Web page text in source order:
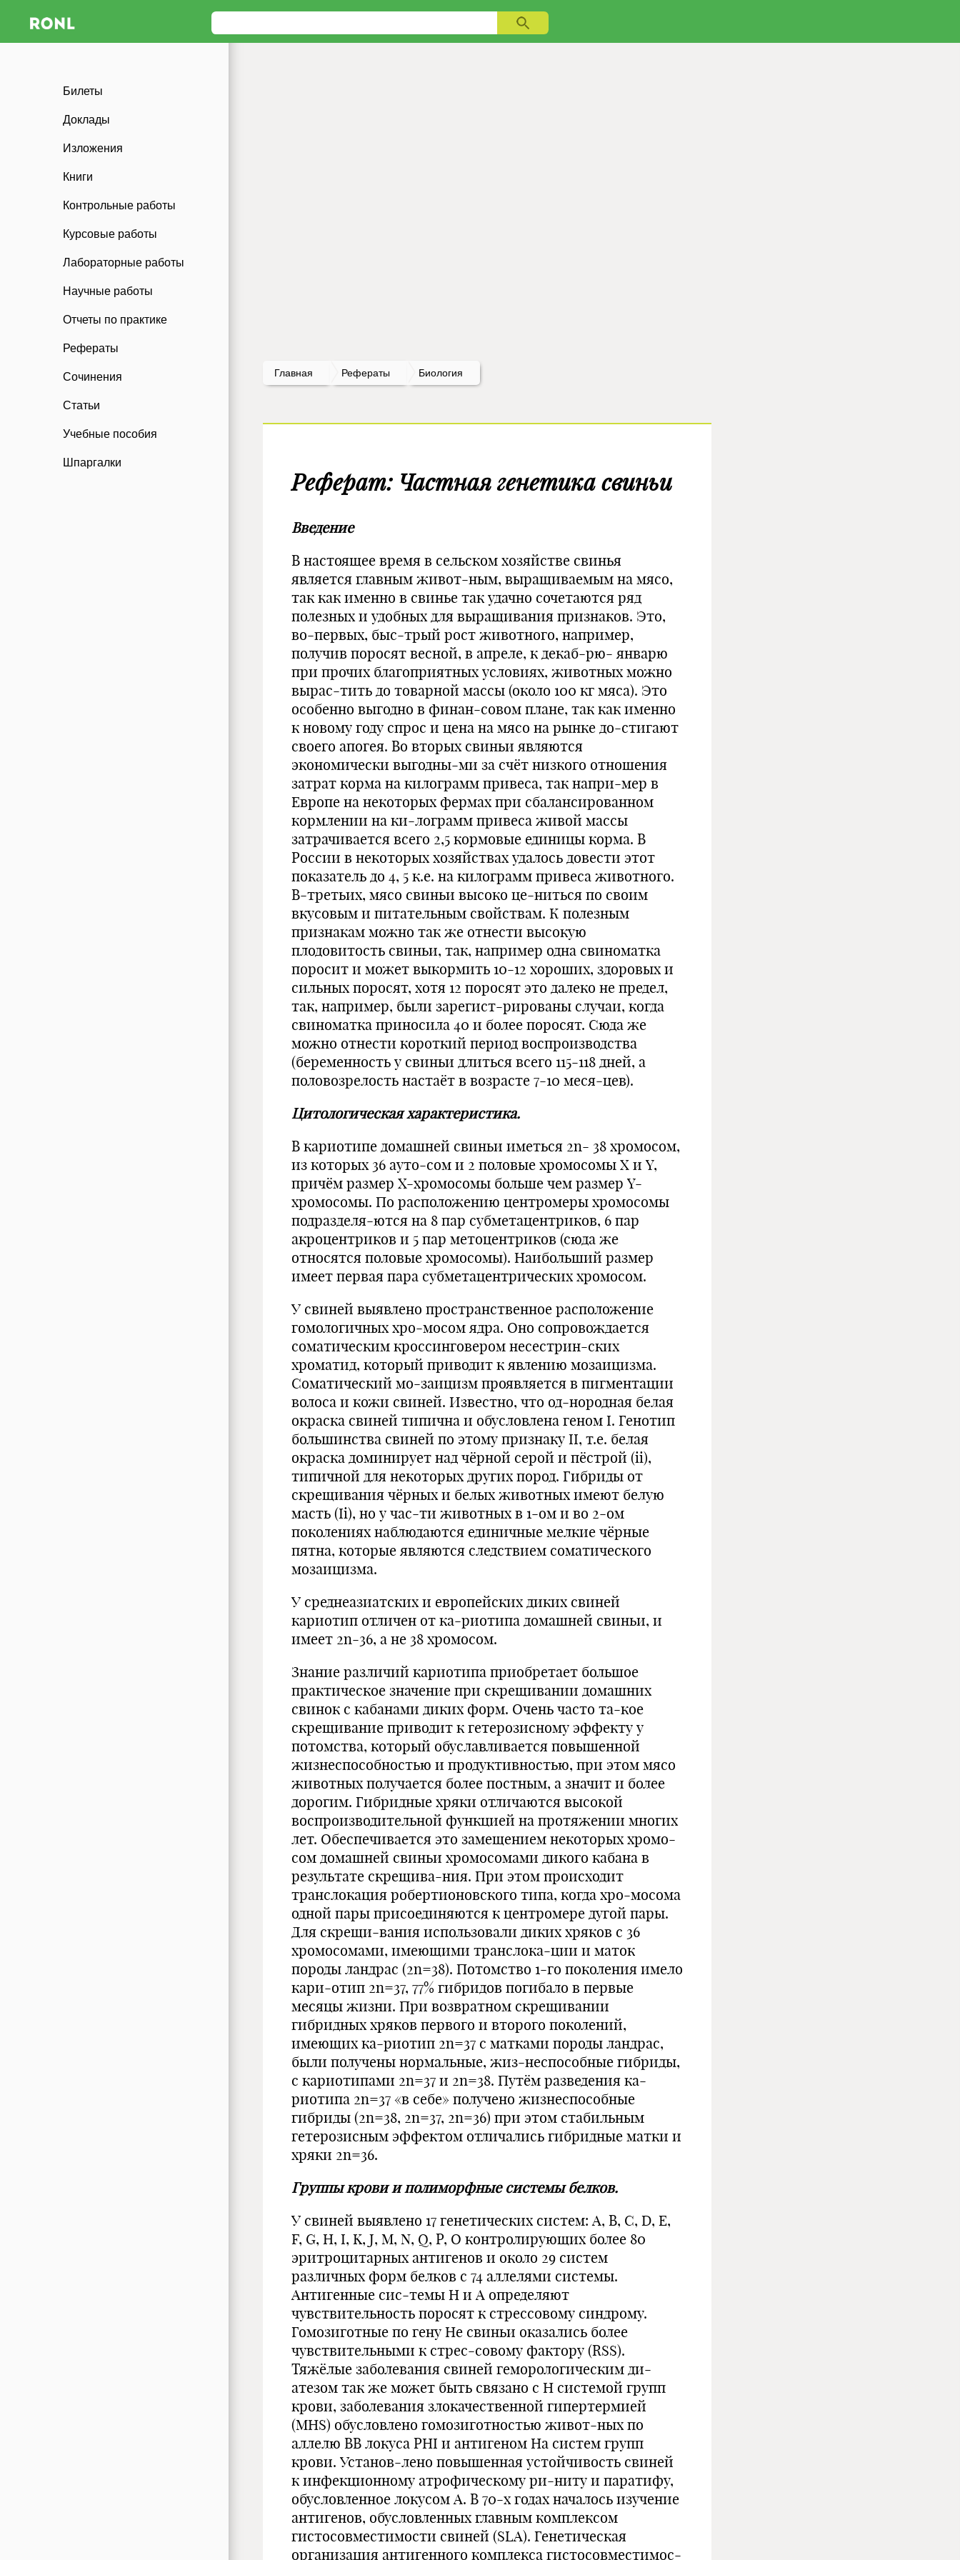
Билеты
Доклады
Изложения
Книги
Контрольные работы
Курсовые работы
Лабораторные работы
Научные работы
Отчеты по практике
Рефераты
Сочинения
Статьи
Учебные пособия
Шпаргалки
Главная Рефераты Биология
Реферат: Частная генетика свиньи
Введение
В настоящее время в сельском хозяйстве свинья
является главным живот-ным, выращиваемым на мясо,
так как именно в свинье так удачно сочетаются ряд
полезных и удобных для выращивания признаков. Это,
во-первых, быс-трый рост животного, например,
получив поросят весной, в апреле, к декаб-рю- январю
при прочих благоприятных условиях, животных можно
вырас-тить до товарной массы (около 100 кг мяса). Это
особенно выгодно в финан-совом плане, так как именно
к новому году спрос и цена на мясо на рынке до-стигают
своего апогея. Во вторых свиньи являются
экономически выгодны-ми за счёт низкого отношения
затрат корма на килограмм привеса, так напри-мер в
Европе на некоторых фермах при сбалансированном
кормлении на ки-лограмм привеса живой массы
затрачивается всего 2,5 кормовые единицы корма. В
России в некоторых хозяйствах удалось довести этот
показатель до 4, 5 к.е. на килограмм привеса животного.
В-третьих, мясо свиньи высоко це-ниться по своим
вкусовым и питательным свойствам. К полезным
признакам можно так же отнести высокую
плодовитость свиньи, так, например одна свиноматка
поросит и может выкормить 10-12 хороших, здоровых и
сильных поросят, хотя 12 поросят это далеко не предел,
так, например, были зарегист-рированы случаи, когда
свиноматка приносила 40 и более поросят. Сюда же
можно отнести короткий период воспроизводства
(беременность у свиньи длиться всего 115-118 дней, а
половозрелость настаёт в возрасте 7-10 меся-цев).
Цитологическая характеристика.
В кариотипе домашней свиньи иметься 2n- 38 хромосом,
из которых 36 ауто-сом и 2 половые хромосомы X и Y,
причём размер X-хромосомы больше чем размер Y-
хромосомы. По расположению центромеры хромосомы
подразделя-ются на 8 пар субметацентриков, 6 пар
акроцентриков и 5 пар метоцентриков (сюда же
относятся половые хромосомы). Наибольший размер
имеет первая пара субметацентрических хромосом.
У свиней выявлено пространственное расположение
гомологичных хро-мосом ядра. Оно сопровождается
соматическим кроссинговером несестрин-ских
хроматид, который приводит к явлению мозаицизма.
Соматический мо-заицизм проявляется в пигментации
волоса и кожи свиней. Известно, что од-нородная белая
окраска свиней типична и обусловлена геном I. Генотип
большинства свиней по этому признаку II, т.е. белая
окраска доминирует над чёрной серой и пёстрой (ii),
типичной для некоторых других пород. Гибриды от
скрещивания чёрных и белых животных имеют белую
масть (Ii), но у час-ти животных в 1-ом и во 2-ом
поколениях наблюдаются единичные мелкие чёрные
пятна, которые являются следствием соматического
мозаицизма.
У среднеазиатских и европейских диких свиней
кариотип отличен от ка-риотипа домашней свиньи, и
имеет 2n-36, а не 38 хромосом.
Знание различий кариотипа приобретает большое
практическое значение при скрещивании домашних
свинок с кабанами диких форм. Очень часто та-кое
скрещивание приводит к гетерозисному эффекту у
потомства, который обуславливается повышенной
жизнеспособностью и продуктивностью, при этом мясо
животных получается более постным, а значит и более
дорогим. Гибридные хряки отличаются высокой
воспроизводительной функцией на протяжении многих
лет. Обеспечивается это замещением некоторых хромо-
сом домашней свиньи хромосомами дикого кабана в
результате скрещива-ния. При этом происходит
транслокация робертионовского типа, когда хро-мосома
одной пары присоединяются к центромере дугой пары.
Для скрещи-вания использовали диких хряков с 36
хромосомами, имеющими транслока-ции и маток
породы ландрас (2n=38). Потомство 1-го поколения имело
кари-отип 2n=37, 77% гибридов погибало в первые
месяцы жизни. При возвратном скрещивании
гибридных хряков первого и второго поколений,
имеющих ка-риотип 2n=37 с матками породы ландрас,
были получены нормальные, жиз-неспособные гибриды,
с кариотипами 2n=37 и 2n=38. Путём разведения ка-
риотипа 2n=37 «в себе» получено жизнеспособные
гибриды (2n=38, 2n=37, 2n=36) при этом стабильным
гетерозисным эффектом отличались гибридные матки и
хряки 2n=36.
Группы крови и полиморфные системы белков.
У свиней выявлено 17 генетических систем: A, B, C, D, E,
F, G, H, I, K, J, M, N, Q, P, O контролирующих более 80
эритроцитарных антигенов и около 29 систем
различных форм белков с 74 аллелями системы.
Антигенные сис-темы H и A определяют
чувствительность поросят к стрессовому синдрому.
Гомозиготные по гену He свиньи оказались более
чувствительными к стрес-совому фактору (RSS).
Тяжёлые заболевания свиней геморологическим ди-
атезом так же может быть связано с H системой групп
крови, заболевания злокачественной гипертермией
(MHS) обусловлено гомозиготностью живот-ных по
аллелю ВВ локуса PHI и антигеном Ha систем групп
крови. Установ-лено повышенная устойчивость свиней
к инфекционному атрофическому ри-ниту и паратифу,
обусловленное локусом А. В 70-х годах началось изучение
антигенов, обусловленных главным комплексом
гистосовместимости свиней (SLA). Генетическая
организация антигенного комплекса гистосовместимос-